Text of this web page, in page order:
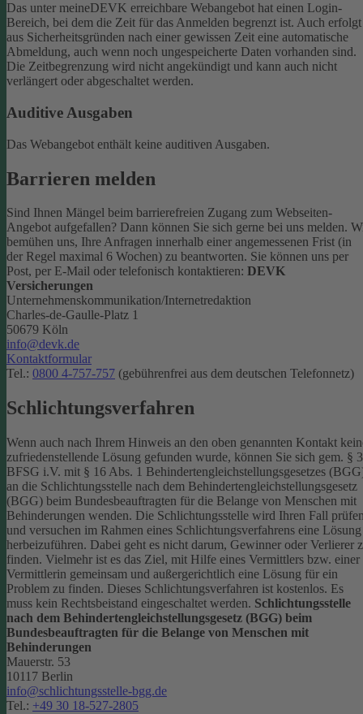
Das unter meineDEVK erreichbare Webangebot hat einen Login-
Bereich, bei dem die Zeit für das Anmelden begrenzt ist. Auch erfolgt
aus Sicherheitsgründen nach einer gewissen Zeit eine automatische
Abmeldung, auch wenn noch ungespeicherte Daten vorhanden sind.
Die Zeitbegrenzung wird nicht angekündigt und kann auch nicht
verlängert oder abgeschaltet werden.
Auditive Ausgaben
Das Webangebot enthält keine auditiven Ausgaben.
Barrieren melden
Sind Ihnen Mängel beim barrierefreien Zugang zum Webseiten-
Angebot aufgefallen? Dann können Sie sich gerne bei uns melden.
bemühen uns, Ihre Anfragen innerhalb einer angemessenen Frist (in
der Regel maximal 6 Wochen) zu beantworten. Sie können uns per
Post, per E-Mail oder telefonisch kontaktieren: DEVK
Versicherungen
Unternehmenskommunikation/Internetredaktion
Charles-de-Gaulle-Platz 1
50679 Köln
info@devk.de
Kontaktformular
Tel.: 0800 4-757-757 (gebührenfrei aus dem deutschen Telefonnetz)
Schlichtungsverfahren
Wenn auch nach Ihrem Hinweis an den oben genannten Kontakt
zufriedenstellende Lösung gefunden wurde, können Sie sich gem. §
BFSG i.V. mit § 16 Abs. 1 Behindertengleichstellungsgesetzes
an die Schlichtungsstelle nach dem Behindertengleichstellungsgesetz
(BGG) beim Bundesbeauftragten für die Belange von Menschen mit
Behinderungen wenden. Die Schlichtungsstelle wird Ihren Fall
und versuchen im Rahmen eines Schlichtungsverfahrens eine Lösung
herbeizuführen. Dabei geht es nicht darum, Gewinner oder Verlierer
finden. Vielmehr ist es das Ziel, mit Hilfe eines Vermittlers bzw. einer
Vermittlerin gemeinsam und außergerichtlich eine Lösung für ein
Problem zu finden. Dieses Schlichtungsverfahren ist kostenlos. Es
muss kein Rechtsbeistand eingeschaltet werden. Schlichtungsstelle
nach dem Behindertengleichstellungsgesetz (BGG) beim
Bundesbeauftragten für die Belange von Menschen mit
Behinderungen
Mauerstr. 53
10117 Berlin
info@schlichtungsstelle-bgg.de
Tel.: +49 30 18-527-2805